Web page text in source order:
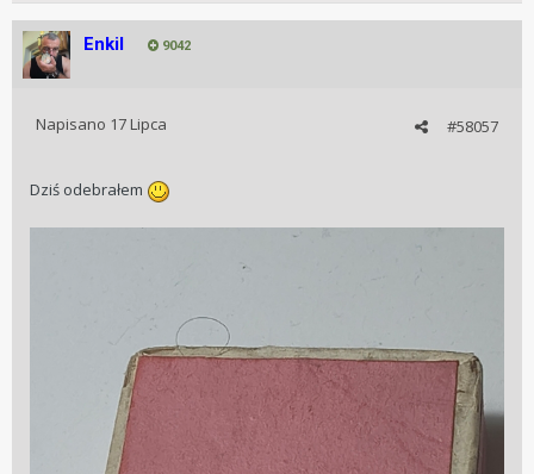
Enkil 9042
#58057
Napisano 17 Lipca
Dziś odebrałem